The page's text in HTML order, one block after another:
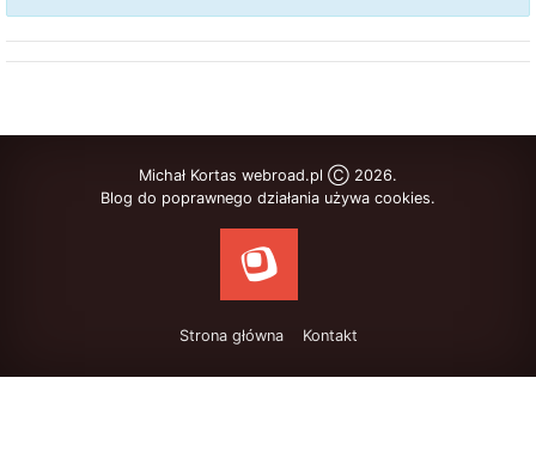
Michał Kortas webroad.pl Ⓒ 2026.
Blog do poprawnego działania używa cookies.
Strona główna Kontakt